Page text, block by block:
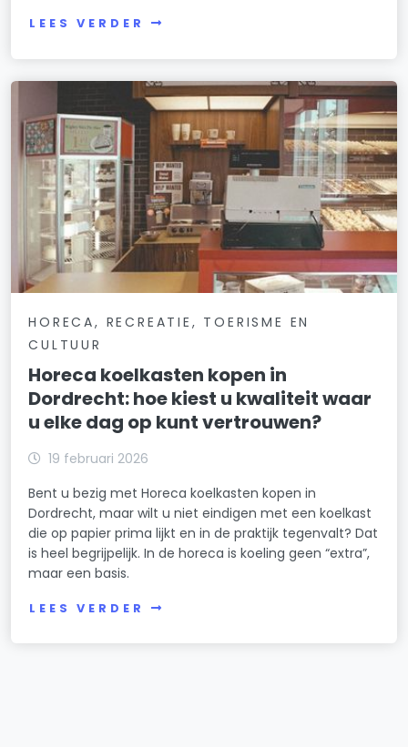
LEES VERDER
HORECA, RECREATIE, TOERISME EN
CULTUUR
Horeca koelkasten kopen in
Dordrecht: hoe kiest u kwaliteit waar
u elke dag op kunt vertrouwen?
19 februari 2026
Bent u bezig met Horeca koelkasten kopen in
Dordrecht, maar wilt u niet eindigen met een koelkast
die op papier prima lijkt en in de praktijk tegenvalt? Dat
is heel begrijpelijk. In de horeca is koeling geen “extra”,
maar een basis.
LEES VERDER